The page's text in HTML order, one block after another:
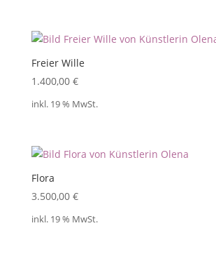
Freier Wille
1.400,00 €
inkl. 19 % MwSt.
Flora
3.500,00 €
inkl. 19 % MwSt.